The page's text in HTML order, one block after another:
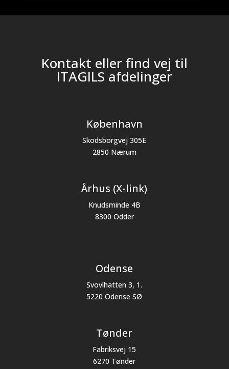
Kontakt eller find vej til
ITAGILS afdelinger
København
Skodsborgvej 305E
2850 Nærum
Århus (X-link)
Knudsminde 4B
8300 Odder
Odense
Svovlhatten 3, 1.
5220 Odense SØ
Tønder
Fabriksvej 15
6270 Tønder